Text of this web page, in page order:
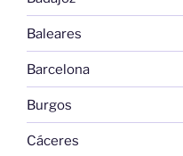
Baleares
Barcelona
Burgos
Cáceres